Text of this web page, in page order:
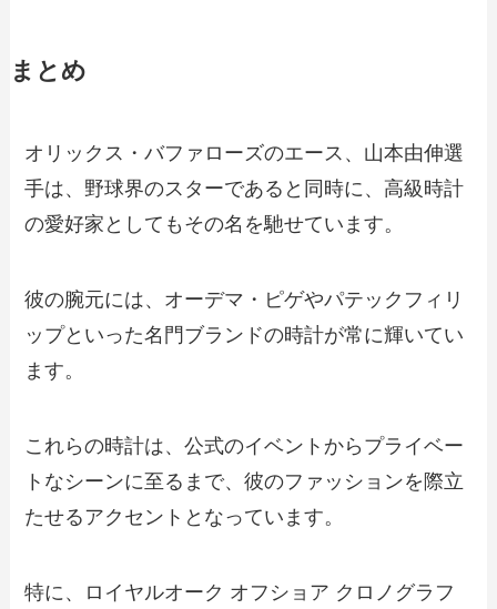
まとめ
オリックス・バファローズのエース、山本由伸選
手は、野球界のスターであると同時に、高級時計
の愛好家としてもその名を馳せています。
彼の腕元には、オーデマ・ピゲやパテックフィリ
ップといった名門ブランドの時計が常に輝いてい
ます。
これらの時計は、公式のイベントからプライベー
トなシーンに至るまで、彼のファッションを際立
たせるアクセントとなっています。
特に、ロイヤルオーク オフショア クロノグラフ